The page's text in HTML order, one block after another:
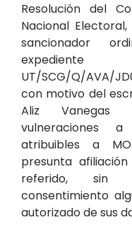
Resolución del
Nacional
sancionador
expediente
UT/SCG/Q/AVA/
con motivo del
Aliz Vanegas
vulneraciones
atribuibles a
presunta
referido, sin
consentimiento
autorizado de sus